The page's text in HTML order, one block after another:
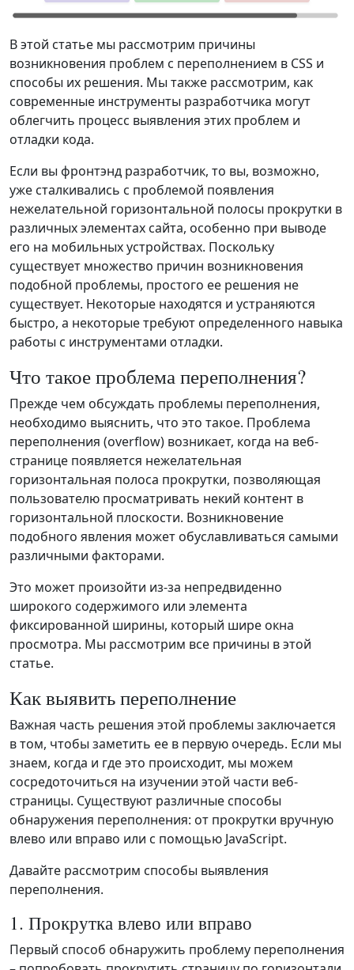
В этой статье мы рассмотрим причины
возникновения проблем с переполнением в CSS и
способы их решения. Мы также рассмотрим, как
современные инструменты разработчика могут
облегчить процесс выявления этих проблем и
отладки кода.
Если вы фронтэнд разработчик, то вы, возможно,
уже сталкивались с проблемой появления
нежелательной горизонтальной полосы прокрутки в
различных элементах сайта, особенно при выводе
его на мобильных устройствах. Поскольку
существует множество причин возникновения
подобной проблемы, простого ее решения не
существует. Некоторые находятся и устраняются
быстро, а некоторые требуют определенного навыка
работы с инструментами отладки.
Что такое проблема переполнения?
Прежде чем обсуждать проблемы переполнения,
необходимо выяснить, что это такое. Проблема
переполнения (overflow) возникает, когда на веб-
странице появляется нежелательная
горизонтальная полоса прокрутки, позволяющая
пользователю просматривать некий контент в
горизонтальной плоскости. Возникновение
подобного явления может обуславливаться самыми
различными факторами.
Это может произойти из-за непредвиденно
широкого содержимого или элемента
фиксированной ширины, который шире окна
просмотра. Мы рассмотрим все причины в этой
статье.
Как выявить переполнение
Важная часть решения этой проблемы заключается
в том, чтобы заметить ее в первую очередь. Если мы
знаем, когда и где это происходит, мы можем
сосредоточиться на изучении этой части веб-
страницы. Существуют различные способы
обнаружения переполнения: от прокрутки вручную
влево или вправо или с помощью JavaScript.
Давайте рассмотрим способы выявления
переполнения.
1. Прокрутка влево или вправо
Первый способ обнаружить проблему переполнения